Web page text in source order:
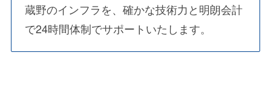
蔵野のインフラを、確かな技術力と明朗会計
で24時間体制でサポートいたします。